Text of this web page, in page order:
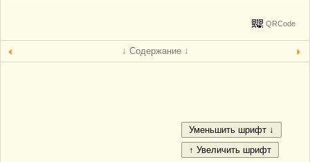
QRCode
↓ Содержание ↓